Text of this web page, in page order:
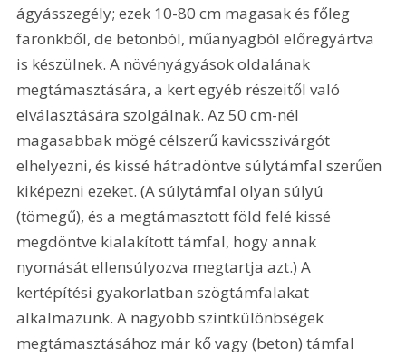
ágyásszegély; ezek 10-80 cm magasak és főleg
farönkből, de betonból, műanyagból előregyártva
is készülnek. A növényágyások oldalának
megtámasztására, a kert egyéb részeitől való
elválasztására szolgálnak. Az 50 cm-nél
magasabbak mögé célszerű kavicsszivárgót
elhelyezni, és kissé hátradöntve súlytámfal szerűen
kiképezni ezeket. (A súlytámfal olyan súlyú
(tömegű), és a megtámasztott föld felé kissé
megdöntve kialakított támfal, hogy annak
nyomását ellensúlyozva megtartja azt.) A
kertépítési gyakorlatban szögtámfalakat
alkalmazunk. A nagyobb szintkülönbségek
megtámasztásához már kő vagy (beton) támfal